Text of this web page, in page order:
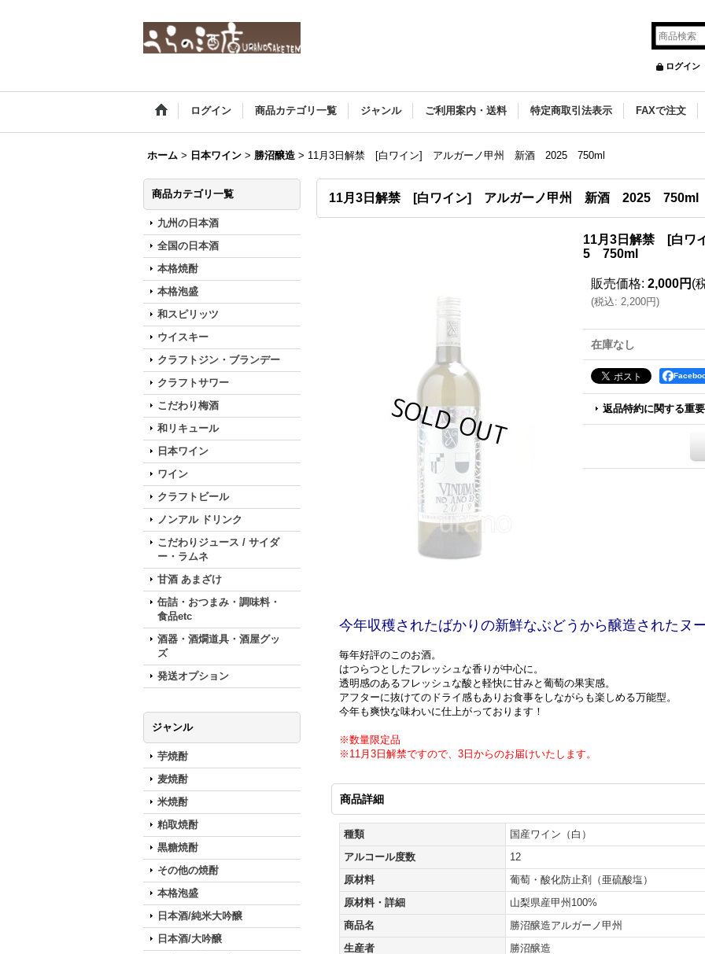
ログイン
ログイン 商品カテゴリ一覧 ジャンル ご利用案内・送料 特定商取引法表示 FAXで注文
ホーム > 日本ワイン > 勝沼醸造 > 11月3日解禁 [白ワイン] アルガーノ甲州 新酒 2025 750ml
商品カテゴリ一覧
九州の日本酒
全国の日本酒
本格焼酎
本格泡盛
和スピリッツ
ウイスキー
クラフトジン・ブランデー
クラフトサワー
こだわり梅酒
和リキュール
日本ワイン
ワイン
クラフトビール
ノンアル ドリンク
こだわりジュース / サイダ
ー・ラムネ
甘酒 あまざけ
缶詰・おつまみ・調味料・
食品etc
酒器・酒燗道具・酒屋グッ
ズ
発送オプション
ジャンル
芋焼酎
麦焼酎
米焼酎
粕取焼酎
黒糖焼酎
その他の焼酎
本格泡盛
日本酒/純米大吟醸
日本酒/大吟醸
11月3日解禁 [白ワイン] アルガーノ甲州 新酒 2025 750ml
11月3日解禁 [白
5 750ml
販売価格: 2,000円 (
(税込: 2,200円)
在庫なし
返品特約に関する重
今年収穫されたばかりの新鮮なぶどうから醸造されたヌ
毎年好評のこのお酒。
はつらつとしたフレッシュな香りが中心に。
透明感のあるフレッシュな酸と軽快に甘みと葡萄の果実感。
アフターに抜けてのドライ感もありお食事をしながらも楽しめる万能型。
今年も爽快な味わいに仕上がっております！
※数量限定品
※11月3日解禁ですので、3日からのお届けいたします。
商品詳細
種類
国産ワイン（白）
アルコール度数
12
原材料
葡萄・酸化防止剤（亜硫酸塩）
原材料・詳細
山梨県産甲州100%
商品名
勝沼醸造アルガーノ甲州
生産者
勝沼醸造